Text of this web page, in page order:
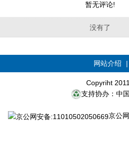
暂无评论!
没有了
网站介绍
Copyriht
支持协办：中
京公